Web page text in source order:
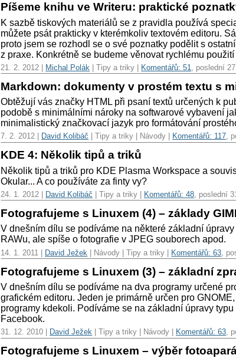
Píšeme knihu ve Writeru: praktické
K sazbě tiskových materiálů se z pravidla používá
můžete psát prakticky v kterémkoliv textovém editoru.
proto jsem se rozhodl se o své poznatky podělit s
z praxe. Konkrétně se budeme věnovat rychlému
21. 2. 2012 | Michal Polák | Tipy a triky | Komentářů: 51 , poslední
Markdown: dokumenty v prostém textu s
Obtěžují vás značky HTML při psaní textů určených k
podobě s minimálními nároky na softwarové vybavení
minimalistický značkovací jazyk pro formátování
7. 2. 2012 | David Kolibáč | Tipy a triky | Návody | Komentářů: 117,
KDE 4: Několik tipů a triků
Několik tipů a triků pro KDE Plasma Workspace a
Okular... A co používáte za finty vy?
24. 1. 2012 | David Kolibáč | Tipy a triky | Komentářů: 48 , poslední
Fotografujeme s Linuxem (4) – základy
V dnešním dílu se podíváme na některé základní
RAWu, ale spíše o fotografie v JPEG souborech apod.
14. 1. 2011 | David Ježek | Návody | Tipy a triky | Komentářů: 63 ,
Fotografujeme s Linuxem (3) – základní
V dnešním dílu se podíváme na dva programy určené
grafickém editoru. Jeden je primárně určen pro
programy kdekoli. Podíváme se na základní úpravy
Facebook.
31. 12. 2010 | David Ježek | Tipy a triky | Návody | Komentářů: 63,
Fotografujeme s Linuxem – výběr